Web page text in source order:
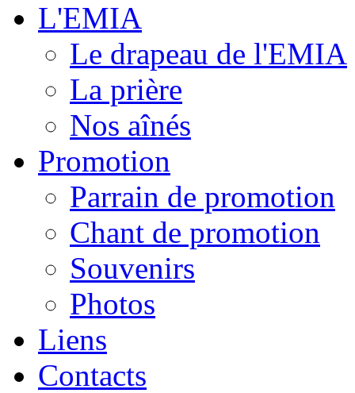
L'EMIA
Le drapeau de l'EMIA
La prière
Nos aînés
Promotion
Parrain de promotion
Chant de promotion
Souvenirs
Photos
Liens
Contacts